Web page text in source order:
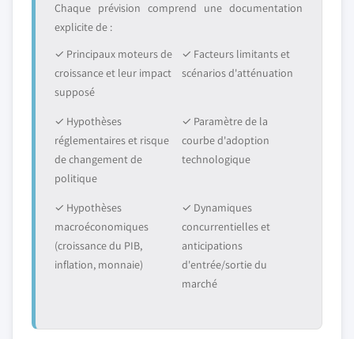
Chaque prévision comprend une documentation
explicite de :
✓ Principaux moteurs de
croissance et leur impact
supposé
✓ Facteurs limitants et
scénarios d'atténuation
✓ Hypothèses
réglementaires et risque
de changement de
politique
✓ Paramètre de la
courbe d'adoption
technologique
✓ Hypothèses
macroéconomiques
(croissance du PIB,
inflation, monnaie)
✓ Dynamiques
concurrentielles et
anticipations
d'entrée/sortie du
marché